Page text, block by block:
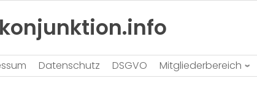
Datenschutz DSGVO Mitgliederbereich